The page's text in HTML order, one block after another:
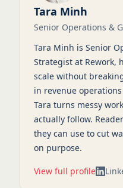
Tara Minh
Senior Operations &
Tara Minh is Senior
Strategist at Rework,
scale without
in revenue
Tara turns messy
actually follow.
they can use to cut
on purpose.
View full profile